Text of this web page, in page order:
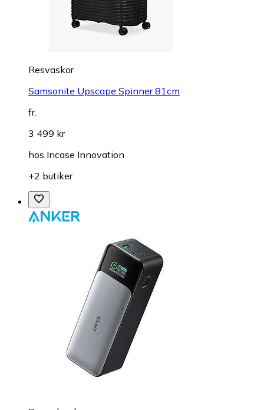
Resväskor
Samsonite Upscape Spinner 81cm
fr.
3 499 kr
hos Incase Innovation
+2 butiker